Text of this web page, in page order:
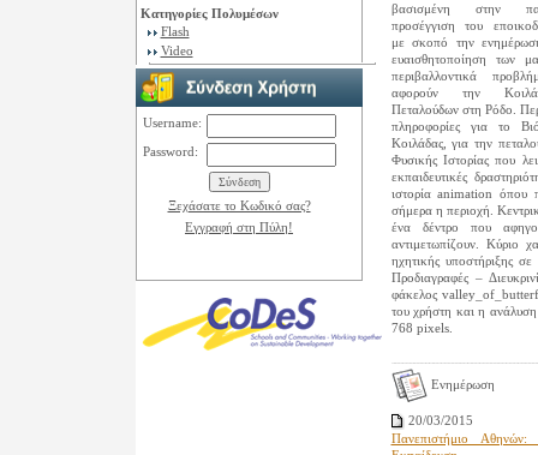
Κατηγορίες Πολυμέσων
Flash
Video
Username:
Password:
Ξεχάσατε το Κωδικό σας?
Εγγραφή στη Πύλη!
βασισμένη στην
προσέγγιση του
με σκοπό την
ευαισθητοποίηση των
περιβαλλοντικά
αφορούν την
Πεταλούδων στη Ρόδο.
πληροφορίες για το
Κοιλάδας, για την
Φυσικής Ιστορίας που
εκπαιδευτικές
ιστορία animation όπου
σήμερα η περιοχή.
ένα δέντρο που
αντιμετωπίζουν. Κύριο
ηχητικής υποστήριξης
Προδιαγραφές –
φάκελος
του χρήστη και η
768 pixels.
Ενημέρωση
20/03/2015
Πανεπιστήμιο Αθηνών: